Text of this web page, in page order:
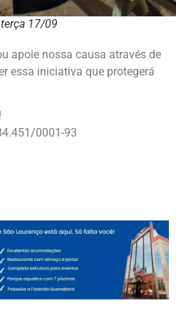
17/09
apoie nossa causa através de
essa iniciativa que protegerá
0001-93